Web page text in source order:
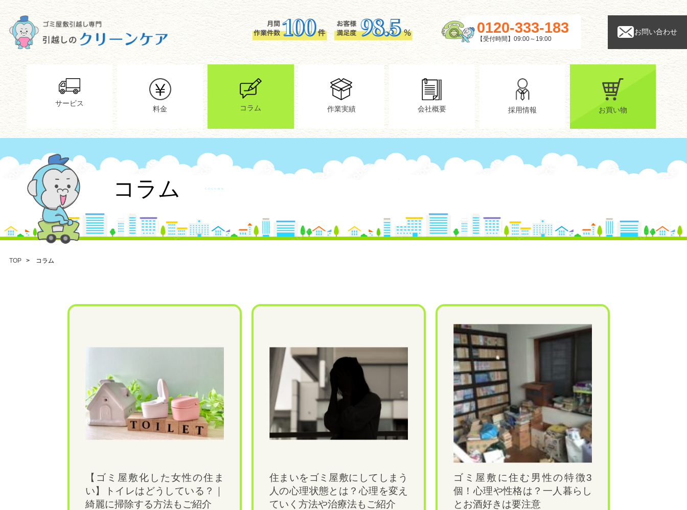
0120-333-183
【受付時間】09:00～19:00
お問い合わせ
サービス
料金 コラム 作業実績 会社概要 採用情報 お買い物
コラム COLUMN
TOP> コラム
【ゴミ屋敷化した女性の住ま
い】トイレはどうしている？｜
綺麗に掃除する方法もご紹介
住まいをゴミ屋敷にしてしまう
人の心理状態とは？心理を変え
ていく方法や治療法もご紹介
ゴミ屋敷に住む男性の特徴3
個！心理や性格は？一人暮らし
とお酒好きは要注意